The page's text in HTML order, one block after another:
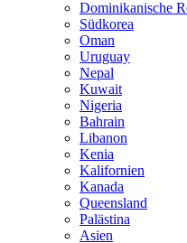
Dominikanische
Südkorea
Oman
Uruguay
Nepal
Kuwait
Nigeria
Bahrain
Libanon
Kenia
Kalifornien
Kanada
Queensland
Palästina
Asien